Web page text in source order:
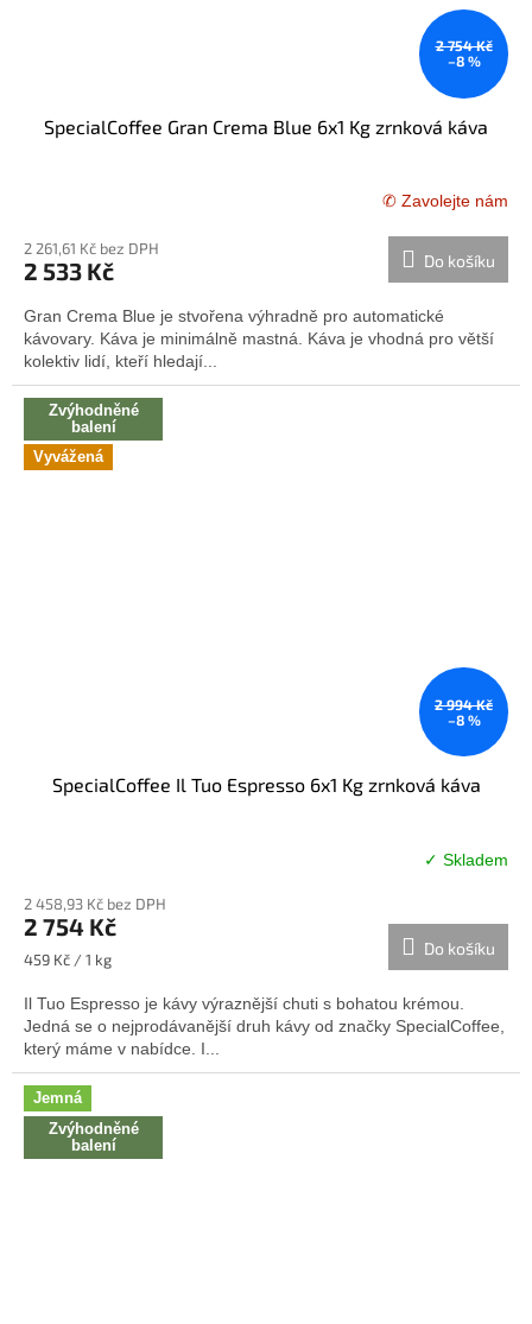
2 754 Kč
–8 %
SpecialCoffee Gran Crema Blue 6x1 Kg zrnková káva
produktu
je
z
5
hvězdiček.
✆ Zavolejte nám
2 261,61 Kč bez DPH
2 533 Kč Do košíku
Gran Crema Blue je stvořena výhradně pro automatické
kávovary. Káva je minimálně mastná. Káva je vhodná pro větší
kolektiv lidí, kteří hledají...
Zvýhodněné
balení
Vyvážená
2 994 Kč
–8 %
SpecialCoffee Il Tuo Espresso 6x1 Kg zrnková káva
✓ Skladem
2 458,93 Kč bez DPH
2 754 Kč
Měrná
459 Kč / 1 kg
Do košíku
Il Tuo Espresso je kávy výraznější chuti s bohatou krémou.
Jedná se o nejprodávanější druh kávy od značky SpecialCoffee,
který máme v nabídce. I...
Jemná
Zvýhodněné
balení